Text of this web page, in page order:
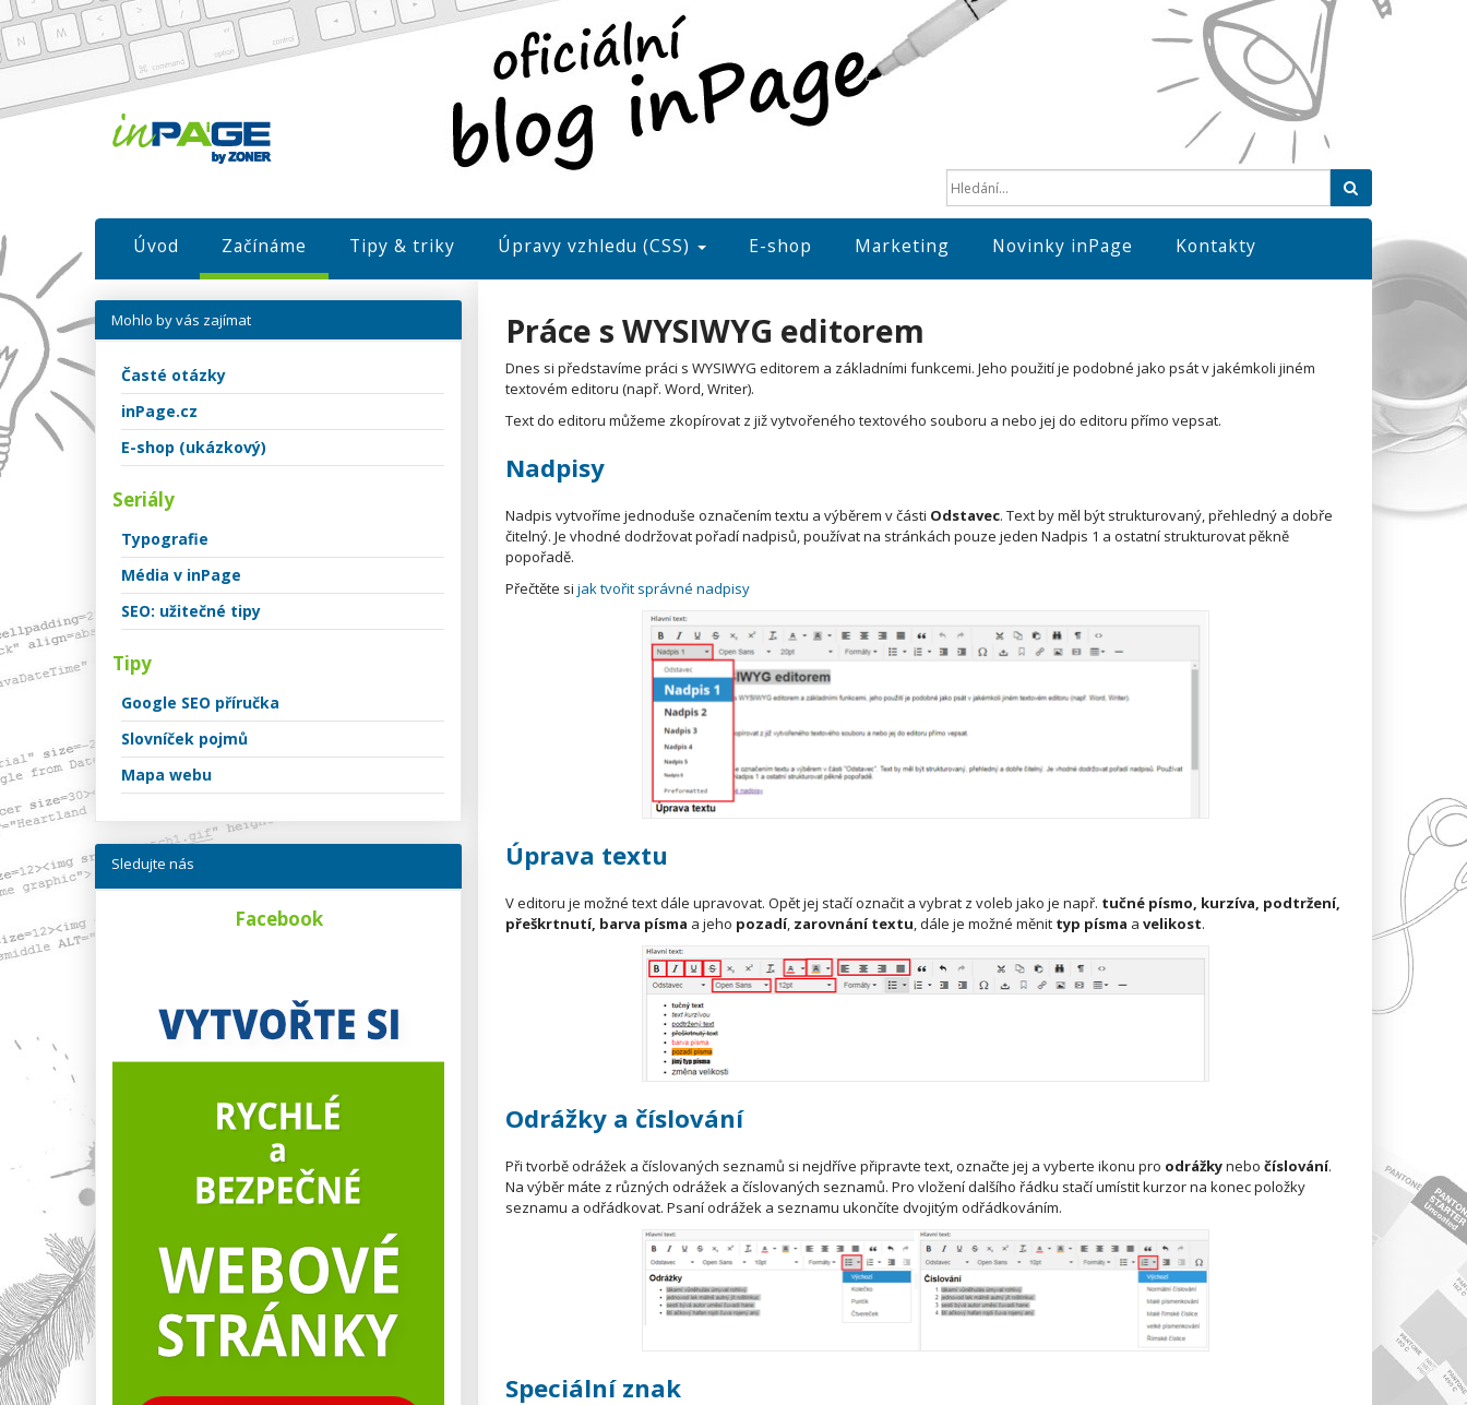
Úvod Začínáme Tipy & triky Úpravy vzhledu (CSS) E-shop Marketing Novinky inPage Kontakty
Práce s WYSIWYG editorem
Dnes si představíme práci s WYSIWYG editorem a základními funkcemi. Jeho použití je podobné jako psát v jakémkoli jiném
textovém editoru (např. Word, Writer).
Text do editoru můžeme zkopírovat z již vytvořeného textového souboru a nebo jej do editoru přímo vepsat.
Nadpisy
Nadpis vytvoříme jednoduše označením textu a výběrem v části Odstavec. Text by měl být strukturovaný, přehledný a dobře
čitelný. Je vhodné dodržovat pořadí nadpisů, používat na stránkách pouze jeden Nadpis 1 a ostatní strukturovat pěkně
popořadě.
Přečtěte si jak tvořit správné nadpisy
Úprava textu
V editoru je možné text dále upravovat. Opět jej stačí označit a vybrat z voleb jako je např. tučné písmo, kurzíva, podtržení,
přeškrtnutí, barva písma a jeho pozadí, zarovnání textu, dále je možné měnit typ písma a velikost.
Odrážky a číslování
Při tvorbě odrážek a číslovaných seznamů si nejdříve připravte text, označte jej a vyberte ikonu pro odrážkynebo číslování.
Na výběr máte z různých odrážek a číslovaných seznamů. Pro vložení dalšího řádku stačí umístit kurzor na konec položky
seznamu a odřádkovat. Psaní odrážek a seznamu ukončíte dvojitým odřádkováním.
Speciální znak
Mohlo by vás zajímat
Časté otázky
inPage.cz
E-shop (ukázkový)
Seriály
Typografie
Média v inPage
SEO: užitečné tipy
Tipy
Google SEO příručka
Slovníček pojmů
Mapa webu
Sledujte nás
Facebook